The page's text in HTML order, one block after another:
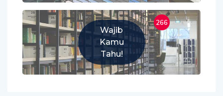
Wajib
Kamu
Tahu!
266